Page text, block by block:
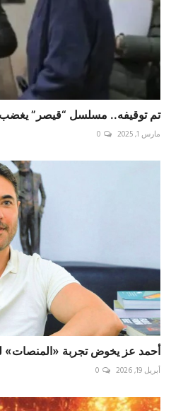
تم توقيفه.. مسلسل “قيصر” يغضب
مارس 1, 2025 0
أحمد عز يخوض تجربة «المنصات»
أبريل 19, 2026 0